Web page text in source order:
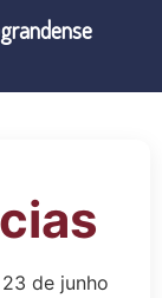
de junho